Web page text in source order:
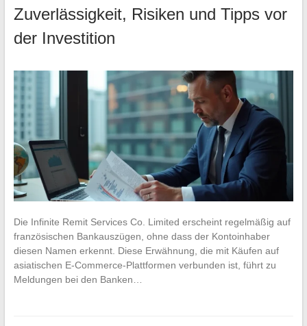
Zuverlässigkeit, Risiken und Tipps vor
der Investition
Die Infinite Remit Services Co. Limited erscheint regelmäßig auf
französischen Bankauszügen, ohne dass der Kontoinhaber
diesen Namen erkennt. Diese Erwähnung, die mit Käufen auf
asiatischen E-Commerce-Plattformen verbunden ist, führt zu
Meldungen bei den Banken…